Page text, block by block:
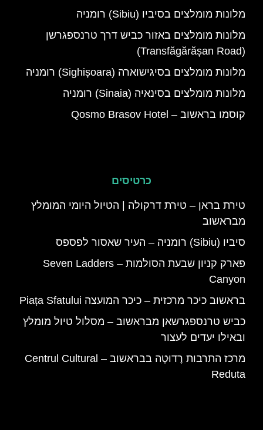
מלונות מומלצים בסיביו (Sibiu) רומניה
מלונות מומלצים באזור כביש דרך טרנספגרשן
(Transfăgărășan Road)
מלונות מומלצים בסיגישוארה (Sighișoara) רומניה
מלונות מומלצים בסינאיה (Sinaia) רומניה
קוסמו בראשוב – Qosmo Brasov Hotel
כרטיסים
טירת בראן – טירת דרקולה | הטיול היומי המומלץ
מבראשוב
סיביו (Sibiu) רומניה – העיר שאסור לפספס
פארק קניון שבעת הסולמות – Seven Ladders
Canyon
בראשוב כיכר מרכזית – כיכר המועצה Piața Sfatului
כביש טרנספגרשאן מבראשוב – מסלול טיול מומלץ
ובאילו יעדים לעצור
מרכז התרבות רֶדוּטָה בבראשוב – Centrul Cultural
Reduta